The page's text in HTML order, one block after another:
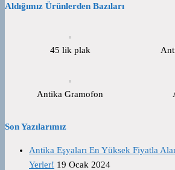
Aldığımız Ürünlerden Bazıları
45 lik plak
Antika Gramofon
Son Yazılarımız
Antika Eşyaları En Yüksek Fiyatla
Yerler! 19 Ocak 2024